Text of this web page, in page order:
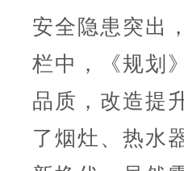
安全隐患突出
栏中，《规划
品质，改造提
了烟灶、热水